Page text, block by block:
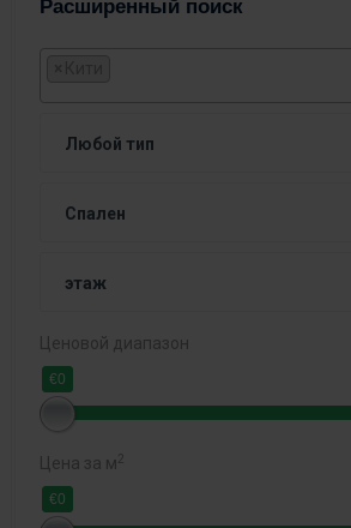
Расширенный поиск
Любой тип
Спален
этаж
Ценовой диапазон
€0
Цена за м2
€0